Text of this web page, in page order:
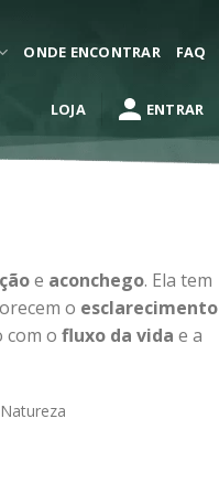
ONDE ENCONTRAR FAQ
LOJA ENTRAR
e aconchego. Ela tem
o esclarecimento
com o fluxo da vida e a